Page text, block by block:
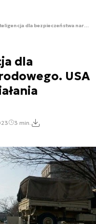
Sztuczna inteligencja dla bezpieczeństwa narodowego. USA stawia na realne działania
dla
USA
3 min.